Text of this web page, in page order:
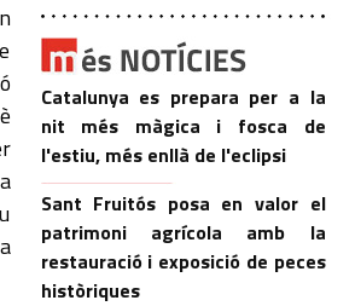
Catalunya es prepara per a la
nit més màgica i fosca de
l'estiu, més enllà de l'eclipsi
Sant Fruitós posa en valor el
patrimoni agrícola amb la
restauració i exposició de peces
històriques